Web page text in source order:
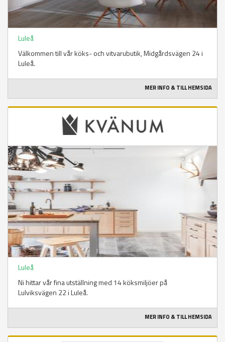
Luleå
Välkommen till vår köks- och vitvarubutik, Midgårdsvägen 24 i
Luleå.
MER INFO & TILL HEMSIDA
Luleå
Ni hittar vår fina utställning med 14 köksmiljöer på
Lulviksvägen 22 i Luleå.
MER INFO & TILL HEMSIDA